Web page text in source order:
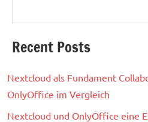
Recent Posts
Nextcloud als Fundament
OnlyOffice im Vergleich
Nextcloud und OnlyOffice eine